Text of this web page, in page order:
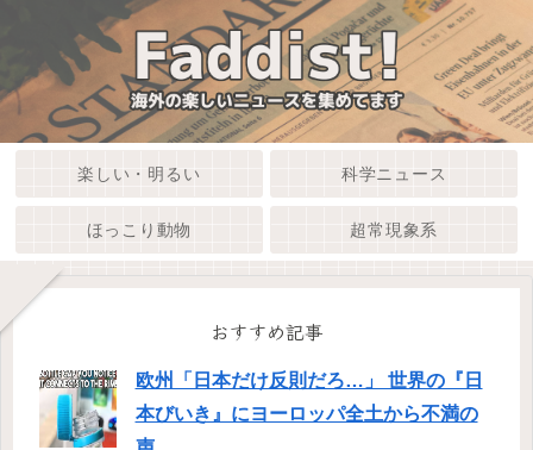
楽しい・明るい 科学ニュース
ほっこり動物 超常現象系
おすすめ記事
欧州「日本だけ反則だろ…」 世界の『日
本びいき』にヨーロッパ全土から不満の